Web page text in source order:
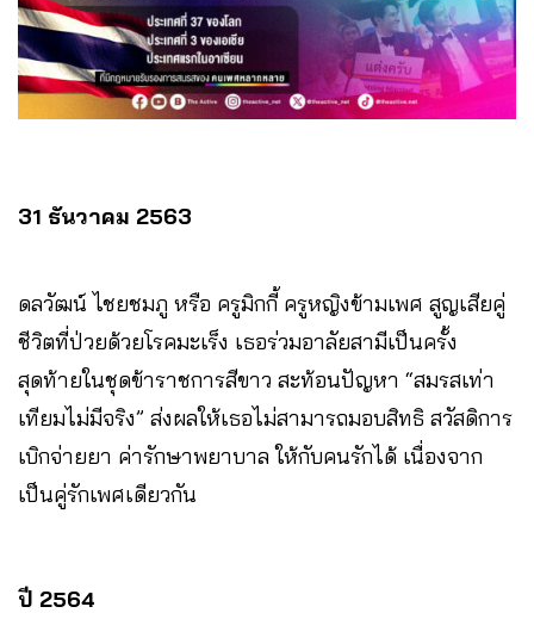
31 ธันวาคม 2563
ดลวัฒน์ ไชยชมภู หรือ ครูมิกกี้ ครูหญิงข้ามเพศ สูญเสียคู่
ชีวิตที่ป่วยด้วยโรคมะเร็ง เธอร่วมอาลัยสามีเป็นครั้ง
สุดท้ายในชุดข้าราชการสีขาว สะท้อนปัญหา “สมรสเท่า
เทียมไม่มีจริง” ส่งผลให้เธอไม่สามารถมอบสิทธิ สวัสดิการ
เบิกจ่ายยา ค่ารักษาพยาบาล ให้กับคนรักได้ เนื่องจาก
เป็นคู่รักเพศเดียวกัน
ปี 2564